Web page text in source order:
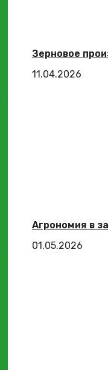
Зерновое
11.04.2026
Агрономия в
01.05.2026